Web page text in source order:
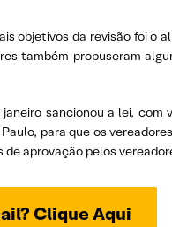
objetivos da revisão foi o
também propuseram
sancionou a lei, com
para que os
aprovação pelos
Clique Aqui